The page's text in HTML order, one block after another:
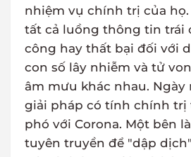
nhiệm vụ chính trị của họ.
tất cả luồng thông tin trái
công hay thất bại đối với
con số lây nhiễm và tử
âm mưu khác nhau. Ngày
giải pháp có tính chính trị
phó với Corona. Một bên
tuyên truyền để "dập